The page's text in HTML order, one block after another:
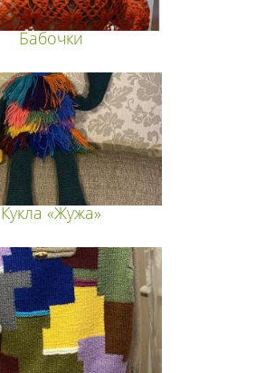
Бабочки
Кукла «Жужа»